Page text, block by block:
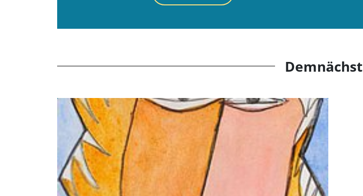
Demnächst